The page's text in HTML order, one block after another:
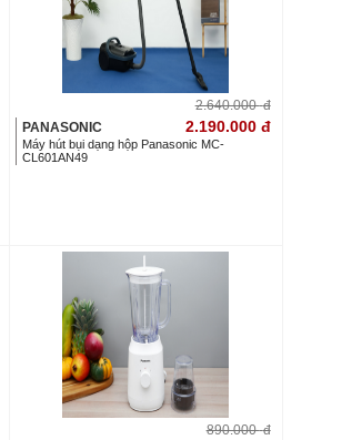
2.640.000 đ
PANASONIC
2.190.000 đ
Máy hút bụi dạng hộp Panasonic MC-
CL601AN49
890.000 đ